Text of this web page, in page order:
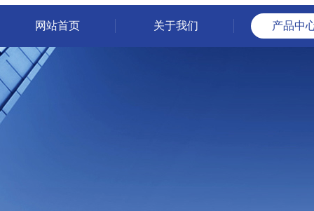
网站首页 关于我们 产品中